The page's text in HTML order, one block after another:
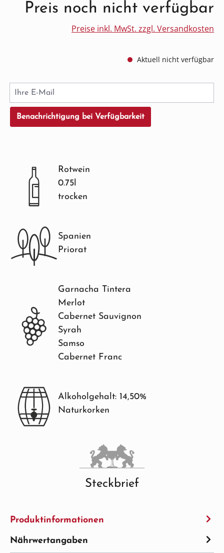
Preis noch nicht verfügbar
Preise inkl. MwSt. zzgl. Versandkosten
Aktuell nicht verfügbar
Ihre E-Mail
Benachrichtigung bei Verfügbarkeit
Rotwein
0.75l
trocken
Spanien
Priorat
Garnacha Tintera
Merlot
Cabernet Sauvignon
Syrah
Samso
Cabernet Franc
Alkoholgehalt: 14,50%
Naturkorken
Steckbrief
Produktinformationen
Nährwertangaben